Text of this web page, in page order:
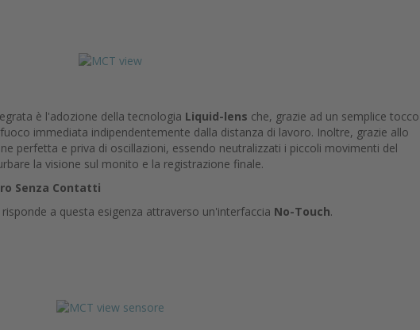
è l'adozione della tecnologia Liquid-lens che, grazie ad un semplice tocco
immediata indipendentemente dalla distanza di lavoro. Inoltre, grazie allo
perfetta e priva di oscillazioni, essendo neutralizzati i piccoli movimenti del
la visione sul monito e la registrazione finale.
Senza Contatti
a questa esigenza attraverso un'interfaccia No-Touch.